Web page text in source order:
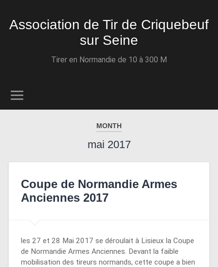
Association de Tir de Criquebeuf
sur Seine
Tirer en Normandie de 10 à 300 M
MONTH
mai 2017
Coupe de Normandie Armes
Anciennes 2017
les 27 et 28 Mai 2017 se déroulait à Lisieux la Coupe
de Normandie Armes Anciennes. Devant la faible
mobilisation des tireurs normands, cette coupe a bien